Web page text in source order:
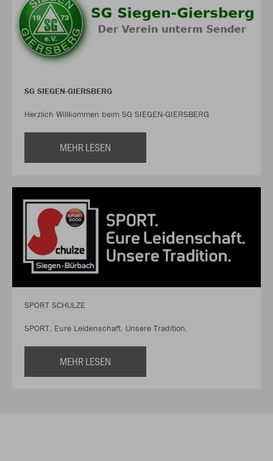
SG SIEGEN-GIERSBERG
Herzlich Willkommen beim SG SIEGEN-GIERSBERG
MEHR LESEN
SPORT SCHULZE
SPORT. Eure Leidenschaft. Unsere Tradition.
MEHR LESEN